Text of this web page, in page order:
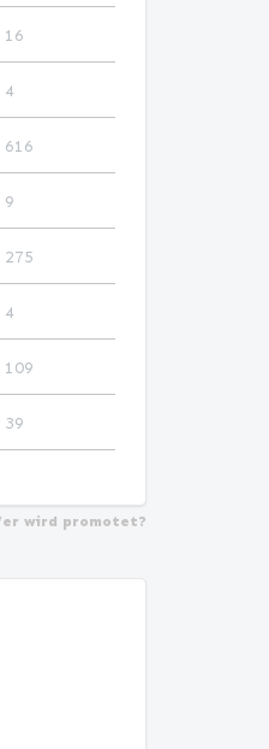
16
4
616
9
275
4
109
39
wird promotet?